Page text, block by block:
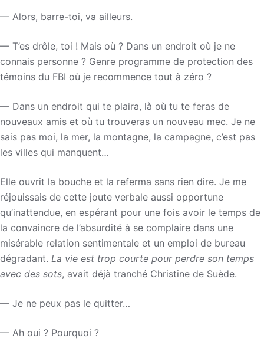
— Alors, barre-toi, va ailleurs.
— T’es drôle, toi ! Mais où ? Dans un endroit où je ne
connais personne ? Genre programme de protection des
témoins du FBI où je recommence tout à zéro ?
— Dans un endroit qui te plaira, là où tu te feras de
nouveaux amis et où tu trouveras un nouveau mec. Je ne
sais pas moi, la mer, la montagne, la campagne, c’est pas
les villes qui manquent…
Elle ouvrit la bouche et la referma sans rien dire. Je me
réjouissais de cette joute verbale aussi opportune
qu’inattendue, en espérant pour une fois avoir le temps de
la convaincre de l’absurdité à se complaire dans une
misérable relation sentimentale et un emploi de bureau
dégradant. La vie est trop courte pour perdre son temps
avec des sots, avait déjà tranché Christine de Suède.
— Je ne peux pas le quitter…
— Ah oui ? Pourquoi ?